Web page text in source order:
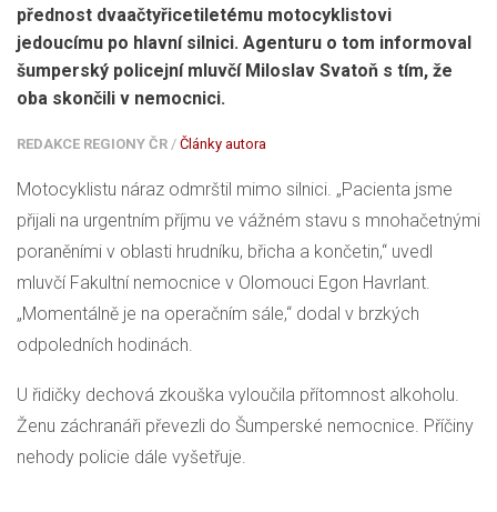
přednost dvaačtyřicetiletému motocyklistovi
jedoucímu po hlavní silnici. Agenturu o tom informoval
šumperský policejní mluvčí Miloslav Svatoň s tím, že
oba skončili v nemocnici.
REDAKCE REGIONY ČR / Články autora
Motocyklistu náraz odmrštil mimo silnici. „Pacienta jsme
přijali na urgentním příjmu ve vážném stavu s mnohačetnými
poraněními v oblasti hrudníku, břicha a končetin,“ uvedl
mluvčí Fakultní nemocnice v Olomouci Egon Havrlant.
„Momentálně je na operačním sále,“ dodal v brzkých
odpoledních hodinách.
U řidičky dechová zkouška vyloučila přítomnost alkoholu.
Ženu záchranáři převezli do Šumperské nemocnice. Příčiny
nehody policie dále vyšetřuje.